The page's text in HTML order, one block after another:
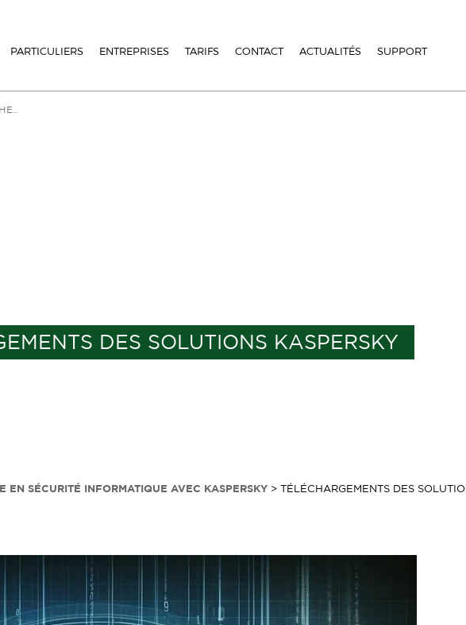
PARTICULIERS ENTREPRISES TARIFS CONTACT ACTUALITÉS SUPPORT
DES SOLUTIONS KASPERSKY
EN SÉCURITÉ INFORMATIQUE AVEC KASPERSKY > TÉLÉCHARGEMENTS DES